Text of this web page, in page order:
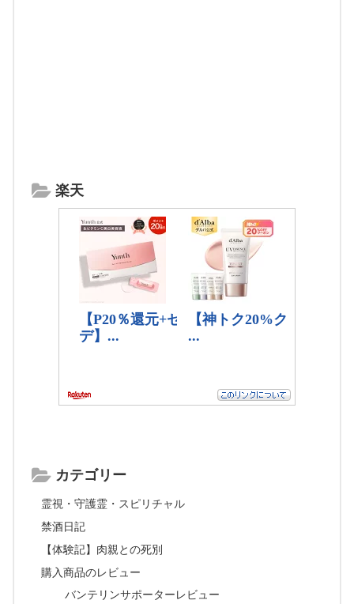
楽天
カテゴリー
霊視・守護霊・スピリチャル
禁酒日記
【体験記】肉親との死別
購入商品のレビュー
バンテリンサポーターレビュー